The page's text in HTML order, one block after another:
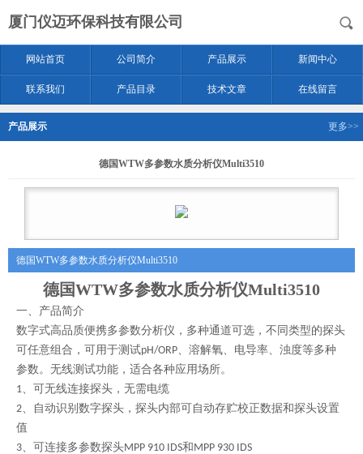
厦门仪迈环保科技有限公司
网站首页 公司简介 产品展示 新闻中心
联系我们 产品目录 技术文章 在线留言
产品展示 更多>>
德国WTW多参数水质分析仪Multi3510
德国WTW多参数水质分析仪Multi3510
德国WTW多参数水质分析仪Multi3510
一、产品简介
数字式高品质便携多参数分析仪，多种通道可选，不同类型的探头
可任意组合，可用于测试pH/ORP 、溶解氧、电导率、浊度等多种
参数。无线测试功能，适合各种应用场所。
1 、可无线连接探头，无需电缆
2 、自动识别数字探头，探头内部可自动存贮校正数据和探头设置
值
3 、可连接多参数探头MPP 910 IDS和 MPP 930 IDS